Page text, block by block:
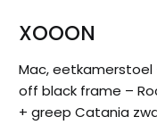
XOOON
Mac, eetkamerstoel
off black frame –
+ greep Catania